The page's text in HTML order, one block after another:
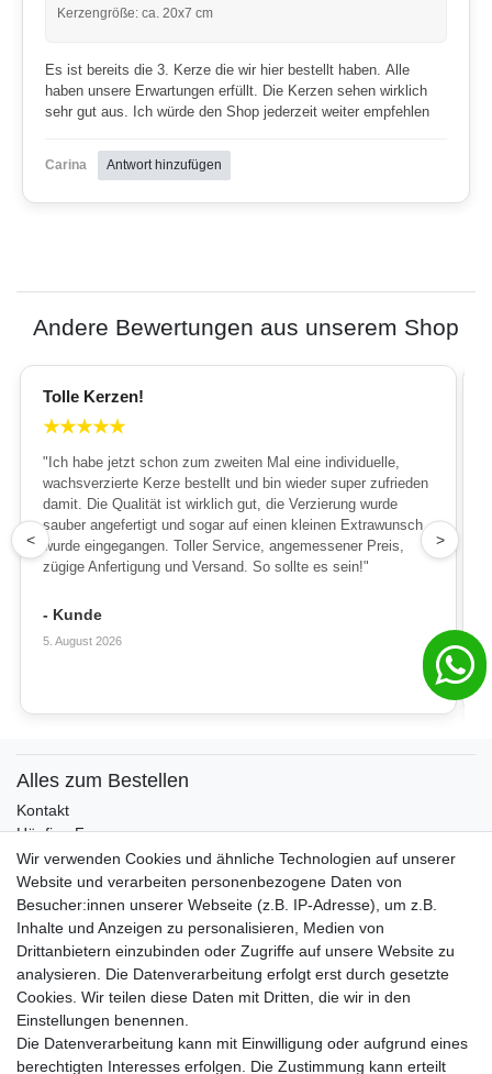
Kerzengröße: ca. 20x7 cm
Es ist bereits die 3. Kerze die wir hier bestellt haben. Alle
haben unsere Erwartungen erfüllt. Die Kerzen sehen wirklich
sehr gut aus. Ich würde den Shop jederzeit weiter empfehlen
Carina Antwort hinzufügen
Andere Bewertungen aus unserem Shop
Tolle Kerzen!
★★★★★
"Ich habe jetzt schon zum zweiten Mal eine individuelle,
wachsverzierte Kerze bestellt und bin wieder super zufrieden
damit. Die Qualität ist wirklich gut, die Verzierung wurde
sauber angefertigt und sogar auf einen kleinen Extrawunsch
wurde eingegangen. Toller Service, angemessener Preis,
zügige Anfertigung und Versand. So sollte es sein!"
- Kunde
5. August 2026
< >
Alles zum Bestellen
Kontakt
Häufige Fragen
Zahlungsmöglichkeiten
Versandbedingungen
Widerrufsrecht
Vertrag widerrufen
Über uns und unsere Kerzen
Team
Unternehmen / Philosophie
Wir verwenden Cookies und ähnliche Technologien auf unserer
Website und verarbeiten personenbezogene Daten von
Besucher:innen unserer Webseite (z.B. IP-Adresse), um z.B.
Inhalte und Anzeigen zu personalisieren, Medien von
Drittanbietern einzubinden oder Zugriffe auf unsere Website zu
analysieren. Die Datenverarbeitung erfolgt erst durch gesetzte
Cookies. Wir teilen diese Daten mit Dritten, die wir in den
Einstellungen benennen.
Die Datenverarbeitung kann mit Einwilligung oder aufgrund eines
berechtigten Interesses erfolgen. Die Zustimmung kann erteilt